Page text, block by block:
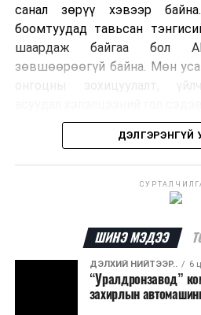
санал зөрүү хэвээр
боомтуудад тавьсан
шаардаж байгаа бол
зөвшөөрөөгүй байна. Мөн
онгоцны зохицуулалт,
Хэлэлцээрийн төсөлд
тусгагдсан талаар
сууринд хүрээгүй байна.
Ормузын хоолой дахин
тосны нийлүүлэлт хэвийн
зээлд үүсээд буй дарамт
ДЭЛГЭРЭНГҮЙ
ШИНЭ МЭДЭЭ
ДЭЛХИЙ НИЙТЭЭР.. 6
“Уралдронзавод”
захирлын